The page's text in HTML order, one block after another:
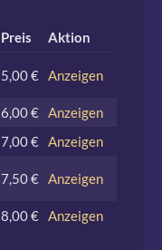
Preis
Aktion
5,00 € Anzeigen
6,00 € Anzeigen
7,00 € Anzeigen
7,50 € Anzeigen
8,00 € Anzeigen